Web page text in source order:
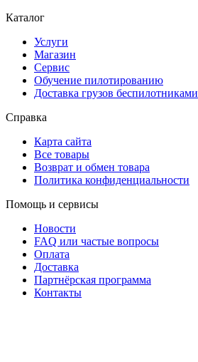
Каталог
Услуги
Магазин
Сервис
Обучение пилотированию
Доставка грузов беспилотниками
Справка
Карта сайта
Все товары
Возврат и обмен товара
Политика конфиденциальности
Помощь и сервисы
Новости
FAQ или частые вопросы
Оплата
Доставка
Партнёрская программа
Контакты